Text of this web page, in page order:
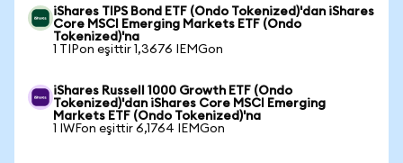
iShares TIPS Bond ETF (Ondo Tokenized)'dan iShares
Core MSCI Emerging Markets ETF (Ondo
Tokenized)'na
1 TIPon eşittir 1,3676 IEMGon
iShares Russell 1000 Growth ETF (Ondo
Tokenized)'dan iShares Core MSCI Emerging
Markets ETF (Ondo Tokenized)'na
1 IWFon eşittir 6,1764 IEMGon